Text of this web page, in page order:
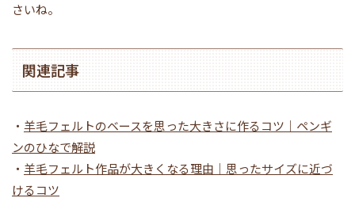
さいね。
関連記事
・ 羊毛フェルトのベースを思った大きさに作るコツ｜ペンギ
ンのひなで解説
・ 羊毛フェルト作品が大きくなる理由｜思ったサイズに近づ
けるコツ